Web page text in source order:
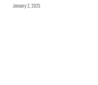
January 2, 2025